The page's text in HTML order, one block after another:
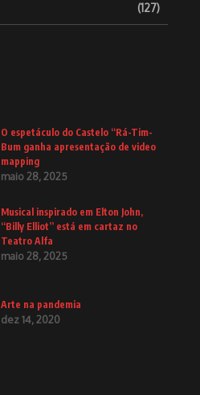
(127)
O espetáculo do Castelo “Rá-Tim-
Bum ganha apresentação de video
mapping
maio 28, 2025
Musical inspirado em Elton John,
“Billy Elliot” está em cartaz no
Teatro Alfa
maio 28, 2025
Arte na pandemia
dez 14, 2020